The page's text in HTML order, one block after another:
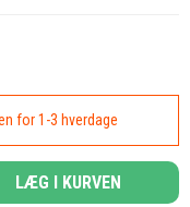
for 1-3 hverdage
LÆG I KURVEN